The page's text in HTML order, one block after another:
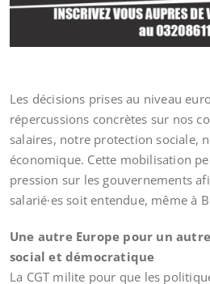
Les décisions prises au niveau
répercussions concrètes sur nos
salaires, notre protection sociale,
économique. Cette mobilisation
pression sur les gouvernements
salarié·es soit entendue, même à
Une autre Europe pour un
social et démocratique
La CGT milite pour que les